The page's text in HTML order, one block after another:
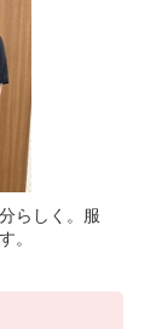
らしく。服
。